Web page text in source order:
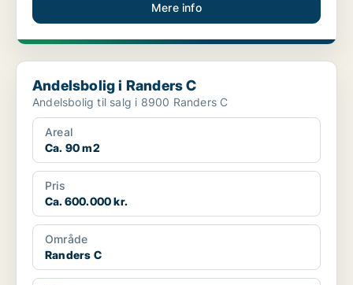
Mere info
Andelsbolig i Randers C
Andelsbolig i Randers C
Andelsbolig til salg i 8900 Randers C
Areal
Ca. 90 m2
Pris
Ca. 600.000 kr.
Område
Randers C